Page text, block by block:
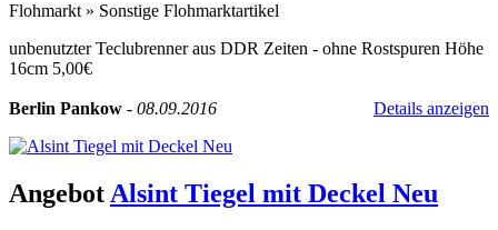
Flohmarkt » Sonstige Flohmarktartikel
unbenutzter Teclubrenner aus DDR Zeiten - ohne Rostspuren Höhe
16cm 5,00€
Berlin Pankow - 08.09.2016 Details anzeigen
Angebot Alsint Tiegel mit Deckel Neu